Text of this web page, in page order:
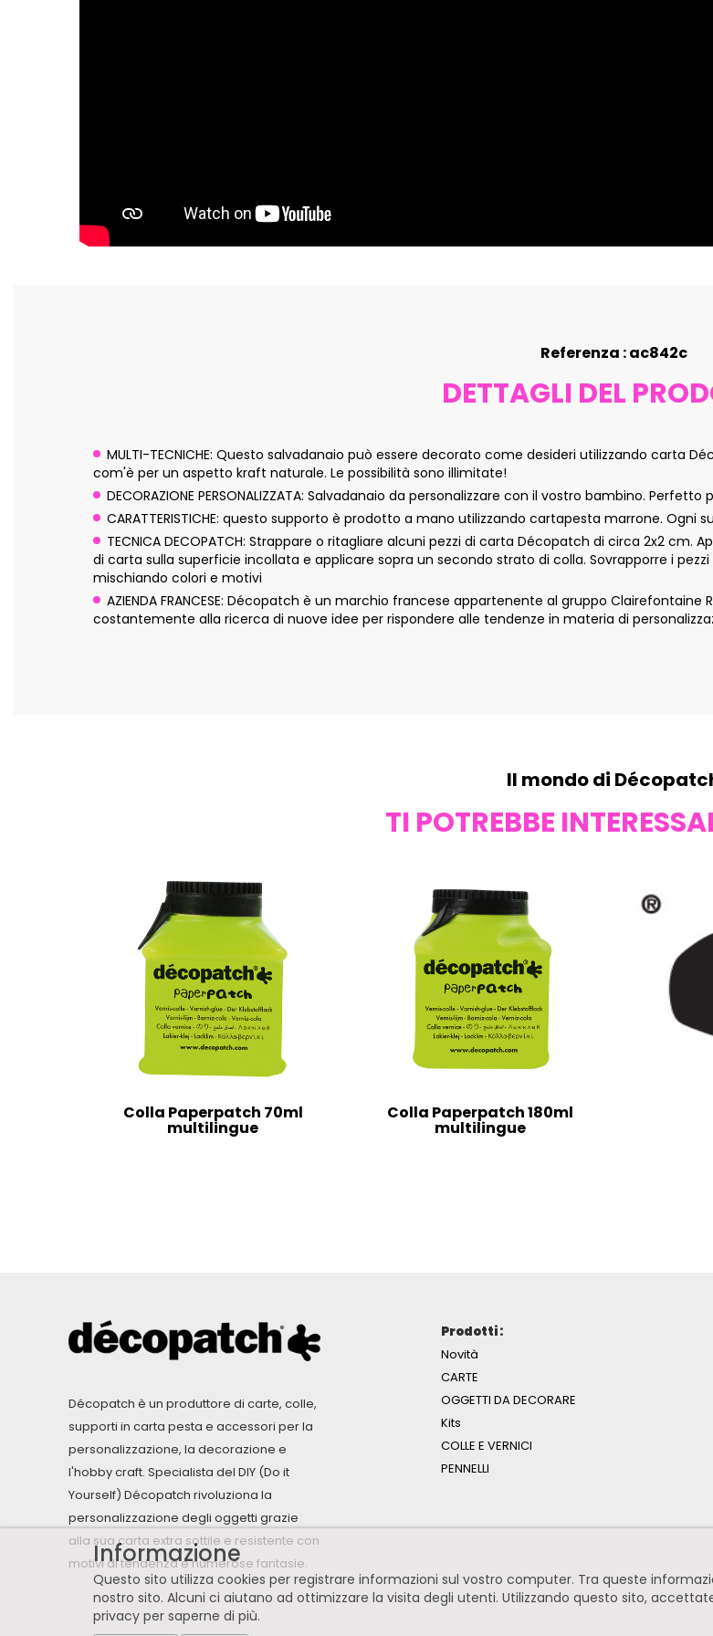
Referenza : ac842c
DETTAGLI DEL
MULTI-TECNICHE: Questo salvadanaio può essere decorato come desideri utilizzando carta
com'è per un aspetto kraft naturale. Le possibilità sono illimitate!
DECORAZIONE PERSONALIZZATA: Salvadanaio da personalizzare con il vostro bambino.
CARATTERISTICHE: questo supporto è prodotto a mano utilizzando cartapesta marrone. Ogni
TECNICA DECOPATCH: Strappare o ritagliare alcuni pezzi di carta Décopatch di circa 2x2 cm.
di carta sulla superficie incollata e applicare sopra un secondo strato di colla. Sovrapporre i
mischiando colori e motivi
AZIENDA FRANCESE: Décopatch è un marchio francese appartenente al gruppo
costantemente alla ricerca di nuove idee per rispondere alle tendenze in materia di
Il mondo di
TI POTREBBE
Colla Paperpatch 70ml
multilingue
Colla Paperpatch 180ml
multilingue
Décopatch è un produttore di carte, colle,
supporti in carta pesta e accessori per la
personalizzazione, la decorazione e
l'hobby craft. Specialista del DIY (Do it
Yourself) Décopatch rivoluziona la
personalizzazione degli oggetti grazie
alla sua carta extra sottile e resistente con
motivi di tendenza e numerose fantasie.
Prodotti :
Novità
CARTE
OGGETTI DA DECORARE
Kits
COLLE E VERNICI
PENNELLI
Informazione
Questo sito utilizza cookies per registrare informazioni sul vostro computer. Tra queste
nostro sito. Alcuni ci aiutano ad ottimizzare la visita degli utenti. Utilizzando questo sito,
privacy per saperne di più.